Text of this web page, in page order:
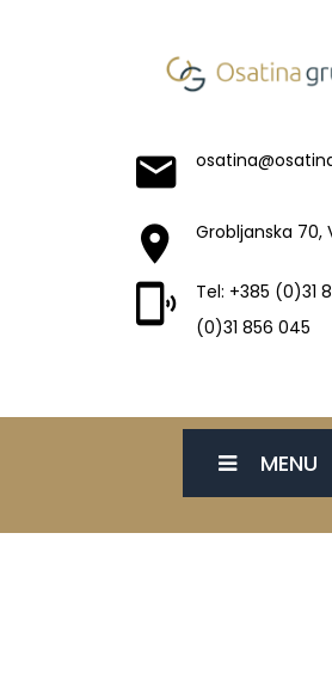
Grobljanska 70,
Tel: +385 (0)31
(0)31 856 045
MENU